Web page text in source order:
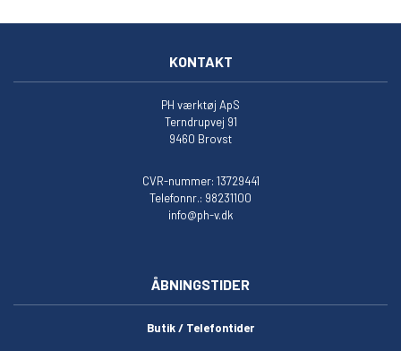
KONTAKT
PH værktøj ApS
Terndrupvej 91
9460 Brovst
CVR-nummer: 13729441
Telefonnr.: 98231100
info@ph-v.dk
ÅBNINGSTIDER
Butik / Telefontider